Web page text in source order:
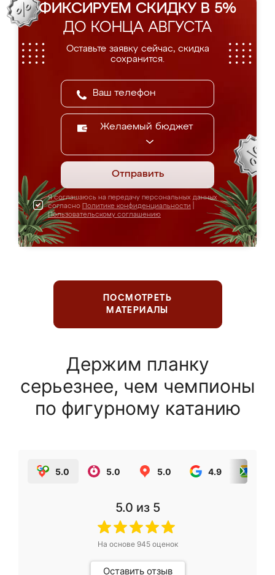
ФИКСИРУЕМ СКИДКУ В 5%
ДО КОНЦА АВГУСТА
Оставьте заявку сейчас, скидка
сохранится.
Желаемый бюджет
Отправить
Я соглашаюсь на передачу персональных данных
согласно Политике конфиденциальности
Пользовательскому соглашению
ПОСМОТРЕТЬ
МАТЕРИАЛЫ
Держим планку
серьезнее, чем чемпионы
по фигурному катанию
5.0 5.0 5.0 4.9
5.0 из 5
На основе 945оценок
Оставить отзыв